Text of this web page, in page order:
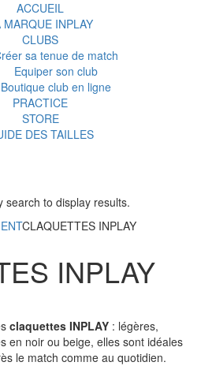
ACCUEIL
MARQUE INPLAY
CLUBS
sa tenue de match
Equiper son club
Boutique club en ligne
PRACTICE
STORE
DES TAILLES
search to display results.
CLAQUETTES INPLAY
INPLAY
claquettes INPLAY : légères,
en noir ou beige, elles sont idéales
le match comme au quotidien.